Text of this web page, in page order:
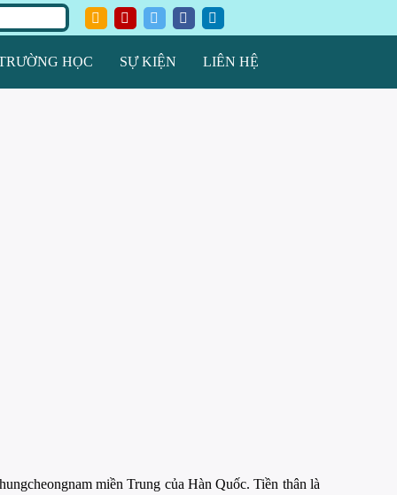
HỌC SỰ KIỆN LIÊN HỆ
miền Trung của Hàn Quốc. Tiền thân là